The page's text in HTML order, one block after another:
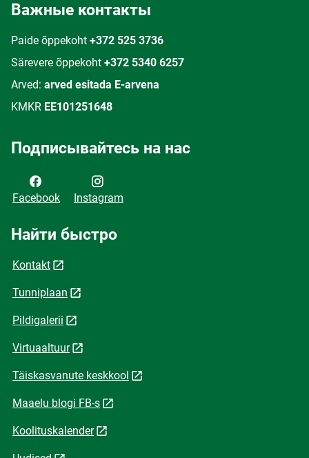
Важные контакты
Paide õppekoht +372 525 3736
Särevere õppekoht +372 5340 6257
Arved: arved esitada E-arvena
KMKR EE101251648
Подписывайтесь на нас
Facebook Instagram
Найти быстро
Kontakt
Tunniplaan
Pildigalerii
Virtuaaltuur
Täiskasvanute keskkool
Maaelu blogi FB-s
Koolituskalender